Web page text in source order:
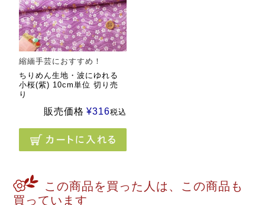
縮緬手芸におすすめ！
ちりめん生地・波にゆれる
小桜(紫) 10cm単位 切り売
り
販売価格 ¥316税込
この商品を買った人は、この商品も
買っています